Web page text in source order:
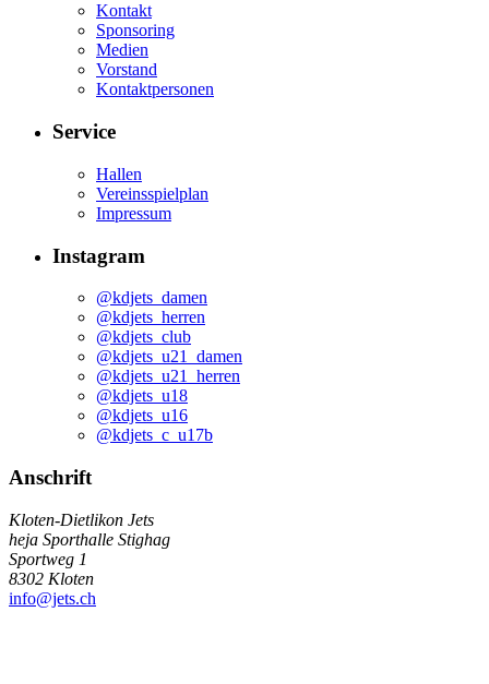
Kontakt
Sponsoring
Medien
Vorstand
Kontaktpersonen
Service
Hallen
Vereinsspielplan
Impressum
Instagram
@kdjets_damen
@kdjets_herren
@kdjets_club
@kdjets_u21_damen
@kdjets_u21_herren
@kdjets_u18
@kdjets_u16
@kdjets_c_u17b
Anschrift
Kloten-Dietlikon Jets
heja Sporthalle Stighag
Sportweg 1
8302 Kloten
info@jets.ch